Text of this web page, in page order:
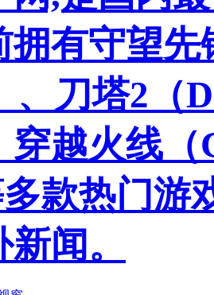
拥有守望
、刀塔2（
穿越火线
款热门游
闻。